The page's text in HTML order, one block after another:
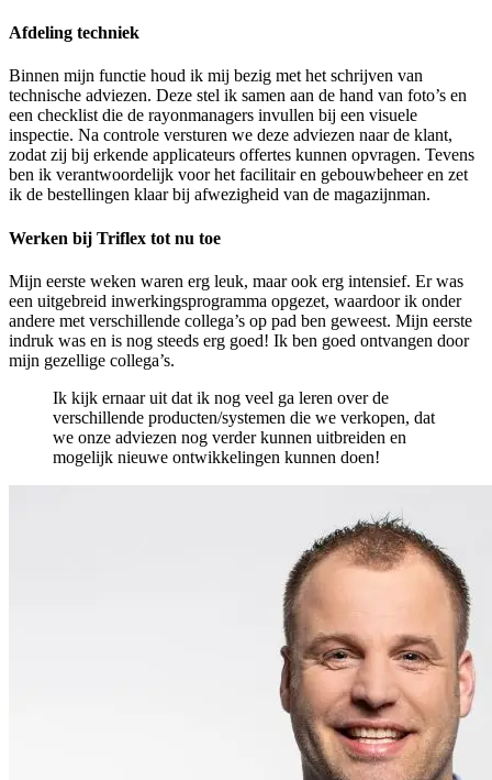
Afdeling techniek
Binnen mijn functie houd ik mij bezig met het schrijven van
technische adviezen. Deze stel ik samen aan de hand van foto’s en
een checklist die de rayonmanagers invullen bij een visuele
inspectie. Na controle versturen we deze adviezen naar de klant,
zodat zij bij erkende applicateurs offertes kunnen opvragen. Tevens
ben ik verantwoordelijk voor het facilitair en gebouwbeheer en zet
ik de bestellingen klaar bij afwezigheid van de magazijnman.
Werken bij Triflex tot nu toe
Mijn eerste weken waren erg leuk, maar ook erg intensief. Er was
een uitgebreid inwerkingsprogramma opgezet, waardoor ik onder
andere met verschillende collega’s op pad ben geweest. Mijn eerste
indruk was en is nog steeds erg goed! Ik ben goed ontvangen door
mijn gezellige collega’s.
Ik kijk ernaar uit dat ik nog veel ga leren over de
verschillende producten/systemen die we verkopen, dat
we onze adviezen nog verder kunnen uitbreiden en
mogelijk nieuwe ontwikkelingen kunnen doen!